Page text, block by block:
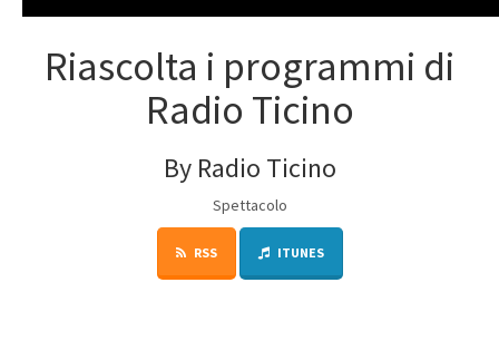
Riascolta i programmi di
Radio Ticino
By Radio Ticino
Spettacolo
RSS ITUNES